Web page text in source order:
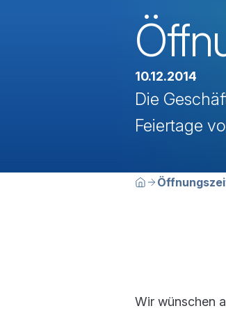
10.12.2014
Die
Feiertage
Sie befinden
Home
Wir wünschen